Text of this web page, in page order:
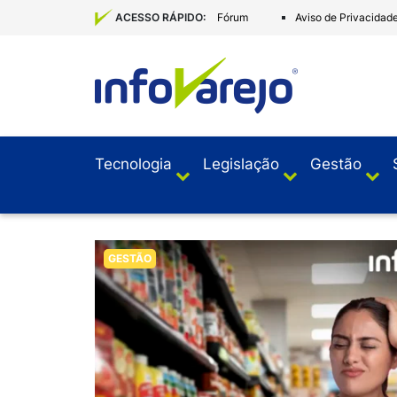
ACESSO RÁPIDO: Fórum Aviso de
Tecnologia Legislação Gestão
GESTÃO